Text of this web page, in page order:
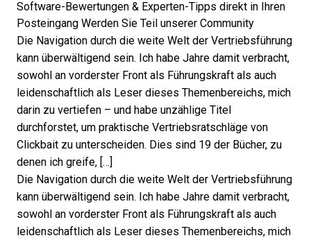
Software-Bewertungen & Experten-Tipps direkt in Ihren
Posteingang Werden Sie Teil unserer Community
Die Navigation durch die weite Welt der Vertriebsführung
kann überwältigend sein. Ich habe Jahre damit verbracht,
sowohl an vorderster Front als Führungskraft als auch
leidenschaftlich als Leser dieses Themenbereichs, mich
darin zu vertiefen – und habe unzählige Titel
durchforstet, um praktische Vertriebsratschläge von
Clickbait zu unterscheiden. Dies sind 19 der Bücher, zu
denen ich greife, […]
Die Navigation durch die weite Welt der Vertriebsführung
kann überwältigend sein. Ich habe Jahre damit verbracht,
sowohl an vorderster Front als Führungskraft als auch
leidenschaftlich als Leser dieses Themenbereichs, mich